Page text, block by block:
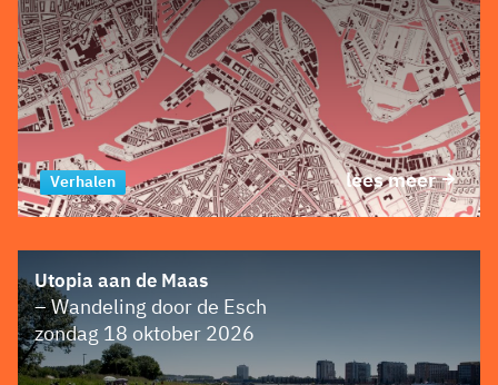
lees meer
Tour
Verhalen
Utopia aan de Maas
– Wandeling door de Esch
zondag 18 oktober 2026